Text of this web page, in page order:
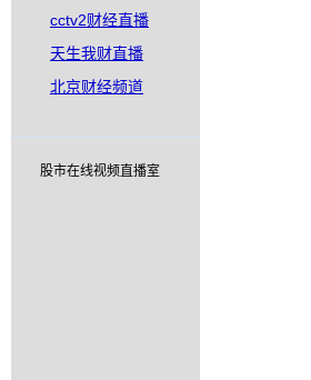
cctv2财经直播
天生我财直播
北京财经频道
股市在线视频直播室